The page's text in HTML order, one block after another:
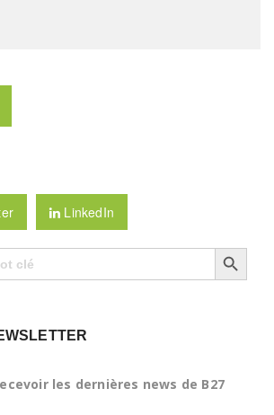
LinkedIn
Search Button
les dernières news de B27